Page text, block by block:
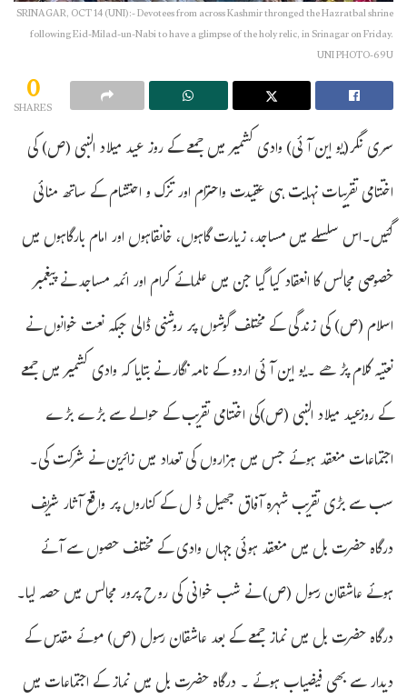
SRINAGAR, OCT 14 (UNI):- Devotees from across Kashmir thronged the Hazratbal shrine
following Eid-Milad-un-Nabi to have a glimpse of the holy relic, in Srinagar on Friday.
UNI PHOTO-69U
0
SHARES
سری نگر(یو این آئی) وادی کشمیر میں جمعے کے روز عید میلاد النبی (ص) کی
اختتامی تقریبات نہایت ہی عقیدت واحترام اور تزک و احتشام کے ساتھ منائی
گئیں۔اس سلسلے میں مساجد، زیارت گاہوں، خانقاہوں اور امام بارگاہوں میں
خصوصی مجالس کا انعقاد کیا گیا جن میں علمائے کرام اور ائمہ مساجد نے پیغمبر
اسلام (ص) کی زندگی کے مختلف گوشوں پر روشنی ڈالی جبکہ نعت خوانوں نے
نعتیہ کلام پڑھے ۔یو این آئی اردو کے نامہ نگار نے بتایا کہ وادی کشمیر میں جمعے
کے روزعید میلاد النبی (ص)کی اختتامی تقریب کے حوالے سے بڑے بڑے
اجتماعات منعقد ہوئے جس میں ہزاروں کی تعداد میں زائرین نے شرکت کی۔
سب سے بڑی تقریب شہرہ آفاق جھیل ڈ ل کے کناروں پر واقع آثار شریف
درگاہ حضرت بل میں منعقد ہوئی جہاں وادی کے مختلف حصوں سے آئے
ہوئے عاشقان رسول (ص) نے شب خوانی کی روح پرور مجالس میں حصہ لیا۔
درگاہ حضرت بل میں نماز جمعے کے بعد عاشقان رسول (ص) موئے مقدس کے
دیدار سے بھی فیضیاب ہوئے ۔ درگاہ حضرت بل میں نماز کے اجتماعات میں